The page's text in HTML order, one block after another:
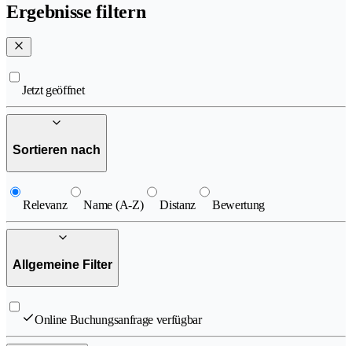
Ergebnisse filtern
Jetzt geöffnet
Sortieren nach
Relevanz Name (A-Z) Distanz Bewertung
Allgemeine Filter
Online Buchungsanfrage verfügbar